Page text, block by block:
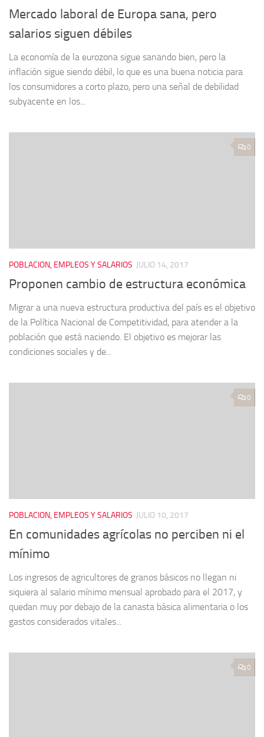
Mercado laboral de Europa sana, pero
salarios siguen débiles
La economía de la eurozona sigue sanando bien, pero la
inflación sigue siendo débil, lo que es una buena noticia para
los consumidores a corto plazo, pero una señal de debilidad
subyacente en los...
0
POBLACION, EMPLEOS Y SALARIOS JULIO 14, 2017
Proponen cambio de estructura económica
Migrar a una nueva estructura productiva del país es el objetivo
de la Política Nacional de Competitividad, para atender a la
población que está naciendo. El objetivo es mejorar las
condiciones sociales y de...
0
POBLACION, EMPLEOS Y SALARIOS JULIO 10, 2017
En comunidades agrícolas no perciben ni el
mínimo
Los ingresos de agricultores de granos básicos no llegan ni
siquiera al salario mínimo mensual aprobado para el 2017, y
quedan muy por debajo de la canasta básica alimentaria o los
gastos considerados vitales...
0